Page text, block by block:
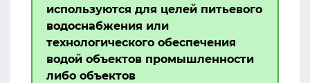
используются для целей питьевого
водоснабжения или
технологического обеспечения
водой объектов промышленности
либо объектов